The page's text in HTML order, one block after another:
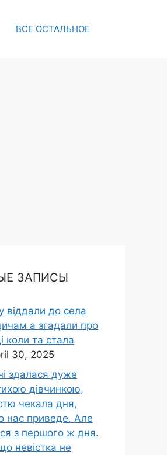
ВСЕ ОСТАЛЬНОЕ
ЗАПИСЫ
віддали до села
а згадали про
коли та стала
30, 2025
здалася дуже
дівчинкою,
чекала дня,
нас приведе. Але
з першого ж дня.
невістка не